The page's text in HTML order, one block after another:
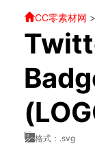
CC零素材网 >
格式：.svg